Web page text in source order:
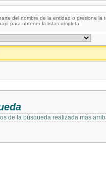
del nombre de la entidad o presione la
para obtener la lista completa
de la búsqueda realizada más